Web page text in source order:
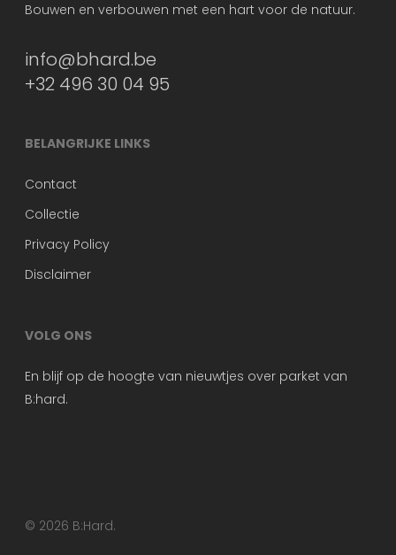
Bouwen en verbouwen met een hart voor de natuur.
info@bhard.be
+32 496 30 04 95
BELANGRIJKE LINKS
Contact
Collectie
Privacy Policy
Disclaimer
VOLG ONS
En blijf op de hoogte van nieuwtjes over parket van
B:hard.
© 2026 B:Hard.